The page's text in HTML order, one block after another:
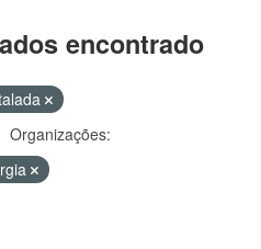
encontrado
Organizações: